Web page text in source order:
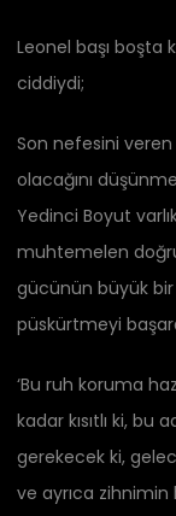
Leonel başı boşta
ciddiydi;
Son nefesini
olacağını
Yedinci Boyut
muhtemelen
gücünün büyük bir
püskürtmeyi
‘Bu ruh koruma
kadar kısıtlı ki, bu
gerekecek ki,
ve ayrıca